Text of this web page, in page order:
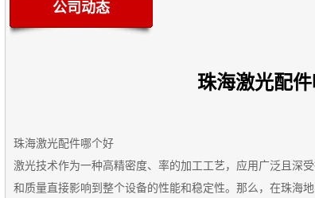
公司动态
珠海激光配
珠海激光配件哪个好
激光技术作为一种高精密度、率的加工工艺，应用广泛且深
和质量直接影响到整个设备的性能和稳定性。那么，在珠海